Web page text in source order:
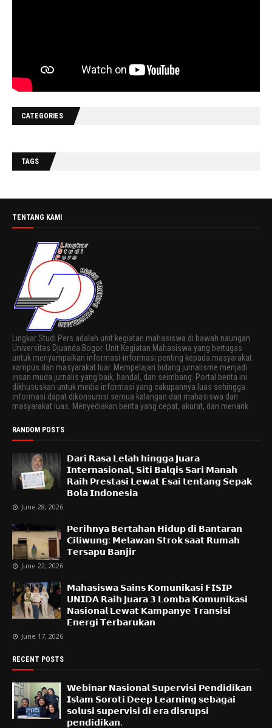
CATEGORIES
TAGS
TENTANG KAMI
Lingkar Studi Pers adalah unit kegiatan mahasiswa di bawah naungan
Universitas Djuanda Bogor. Unit Kegiatan Mahasiswa yang bertugas
untuk menyampaikan informasi-informasi penting kepada masyarakat
kampus dan masyarakat luar. Mempelajari bidang jurnalisme menjadi
insan muda jurnalis yang baik, handal, dan seimbang. Portal berita ini
dikhususkan untuk media informasi yang cakupannya luas sehingga
informasi dapat dikonsumsi semua kalangan dari mahasiswa dan
masyarakat luas. Menyediakan berita yang cepat, akurat, dan menarik.
RANDOM POSTS
𝗗𝗮𝗿𝗶 𝗥𝗮𝘀𝗮 𝗟𝗲𝗹𝗮𝗵 𝗵𝗶𝗻𝗴𝗴𝗮 𝗝𝘂𝗮𝗿𝗮
𝗜𝗻𝘁𝗲𝗿𝗻𝗮𝘀𝗶𝗼𝗻𝗮𝗹, 𝗦𝗶𝘁𝗶 𝗕𝗮𝗹𝗾𝗶𝘀 𝗦𝗮𝗿𝗶 𝗠𝗮𝗻𝗮𝗵
𝗥𝗮𝗶𝗵 𝗣𝗿𝗲𝘀𝘁𝗮𝘀𝗶 𝗟𝗲𝘄𝗮𝘁 𝗘𝘀𝗮𝗶 𝘁𝗲𝗻𝘁𝗮𝗻𝗴 𝗦𝗲𝗽𝗮𝗸
𝗕𝗼𝗹𝗮 𝗜𝗻𝗱𝗼𝗻𝗲𝘀𝗶𝗮
June 28, 2026
𝗣𝗲𝗿𝗶𝗵𝗻𝘆𝗮 𝗕𝗲𝗿𝘁𝗮𝗵𝗮𝗻 𝗛𝗶𝗱𝘂𝗽 𝗱𝗶 𝗕𝗮𝗻𝘁𝗮𝗿𝗮𝗻
𝗖𝗶𝗹𝗶𝘄𝘂𝗻𝗴: 𝗠𝗲𝗹𝗮𝘄𝗮𝗻 𝗦𝘁𝗿𝗼𝗸 𝘀𝗮𝗮𝘁 𝗥𝘂𝗺𝗮𝗵
𝗧𝗲𝗿𝘀𝗮𝗽𝘂 𝗕𝗮𝗻𝗷𝗶𝗿
June 22, 2026
𝗠𝗮𝗵𝗮𝘀𝗶𝘀𝘄𝗮 𝗦𝗮𝗶𝗻𝘀 𝗞𝗼𝗺𝘂𝗻𝗶𝗸𝗮𝘀𝗶 𝗙𝗜𝗦𝗜𝗣
𝗨𝗡𝗜𝗗𝗔 𝗥𝗮𝗶𝗵 𝗝𝘂𝗮𝗿𝗮 𝟯 𝗟𝗼𝗺𝗯𝗮 𝗞𝗼𝗺𝘂𝗻𝗶𝗸𝗮𝘀𝗶
𝗡𝗮𝘀𝗶𝗼𝗻𝗮𝗹 𝗟𝗲𝘄𝗮𝘁 𝗞𝗮𝗺𝗽𝗮𝗻𝘆𝗲 𝗧𝗿𝗮𝗻𝘀𝗶𝘀𝗶
𝗘𝗻𝗲𝗿𝗴𝗶 𝗧𝗲𝗿𝗯𝗮𝗿𝘂𝗸𝗮𝗻
June 17, 2026
RECENT POSTS
𝗪𝗲𝗯𝗶𝗻𝗮𝗿 𝗡𝗮𝘀𝗶𝗼𝗻𝗮𝗹 𝗦𝘂𝗽𝗲𝗿𝘃𝗶𝘀𝗶 𝗣𝗲𝗻𝗱𝗶𝗱𝗶𝗸𝗮𝗻
𝗜𝘀𝗹𝗮𝗺 𝗦𝗼𝗿𝗼𝘁𝗶 𝗗𝗲𝗲𝗽 𝗟𝗲𝗮𝗿𝗻𝗶𝗻𝗴 𝘀𝗲𝗯𝗮𝗴𝗮𝗶
𝘀𝗼𝗹𝘂𝘀𝗶 𝘀𝘂𝗽𝗲𝗿𝘃𝗶𝘀𝗶 𝗱𝗶 𝗲𝗿𝗮 𝗱𝗶𝘀𝗿𝘂𝗽𝘀𝗶
𝗽𝗲𝗻𝗱𝗶𝗱𝗶𝗸𝗮𝗻.